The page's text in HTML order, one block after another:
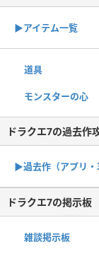
▶︎アイテム一覧
道具
モンスターの心
ドラクエ7の過去作
▶︎過去作（アプリ・
ドラクエ7の掲示板
雑談掲示板